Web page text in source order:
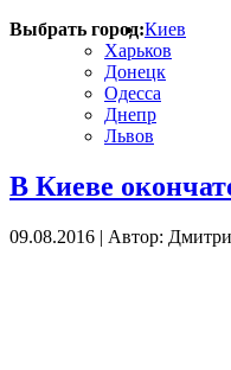
Выбрать город:Киев
Харьков
Донецк
Одесса
Днепр
Львов
В Киеве
09.08.2016 | Автор: